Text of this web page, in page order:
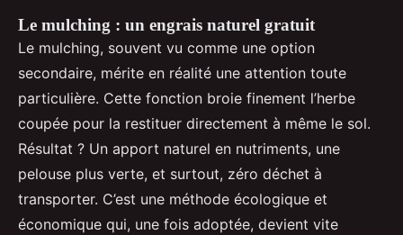
Le mulching : un engrais naturel gratuit
Le mulching, souvent vu comme une option
secondaire, mérite en réalité une attention toute
particulière. Cette fonction broie finement l’herbe
coupée pour la restituer directement à même le sol.
Résultat ? Un apport naturel en nutriments, une
pelouse plus verte, et surtout, zéro déchet à
transporter. C’est une méthode écologique et
économique qui, une fois adoptée, devient vite